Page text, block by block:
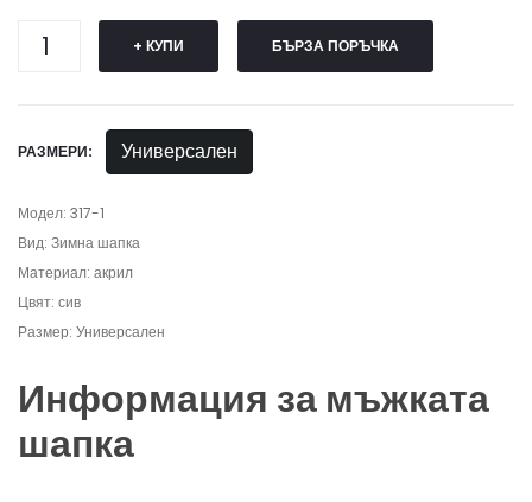
+ КУПИ БЪРЗА ПОРЪЧКА
РАЗМЕРИ: Универсален
Модел: 317-1
Вид: Зимна шапка
Материал: акрил
Цвят: сив
Размер: Универсален
Информация за мъжката
шапка